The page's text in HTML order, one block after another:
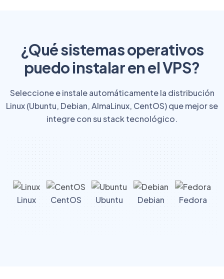
¿Qué sistemas operativos
puedo instalar en el VPS?
Seleccione e instale automáticamente la distribución
Linux (Ubuntu, Debian, AlmaLinux, CentOS) que mejor se
integre con su stack tecnológico.
Linux CentOS Ubuntu Debian Fedora